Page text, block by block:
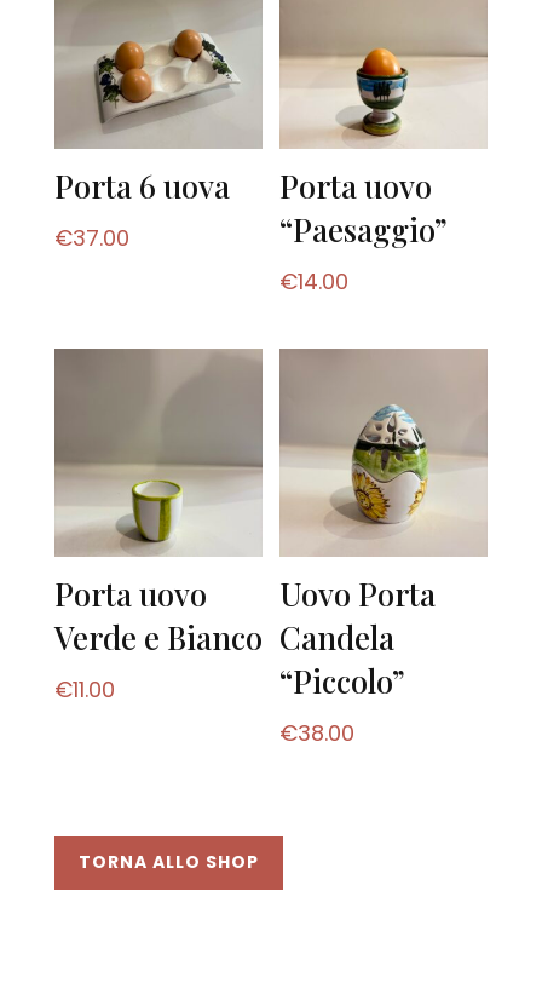
Porta 6 uova
€37.00
Porta uovo
“Paesaggio”
€14.00
Porta uovo
Verde e Bianco
€11.00
Uovo Porta
Candela
“Piccolo”
€38.00
TORNA ALLO SHOP